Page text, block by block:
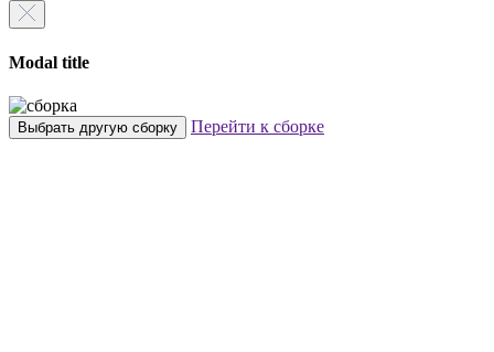
Modal title
Выбрать другую сборку Перейти к сборке